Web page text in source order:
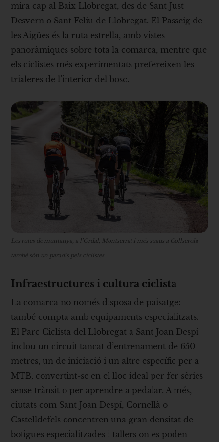
mira cap al Baix Llobregat, des de Sant Just
Desvern o Sant Feliu de Llobregat. El Passeig de
les Aigües és la ruta estrella, amb vistes
panoràmiques sobre tota la comarca, mentre que
els ciclistes més experimentats prefereixen les
trialeres de l’interior del bosc.
Les rutes de muntanya, a l’Ordal, Montserrat i més suaus a Collserola
també són un paradís pels ciclistes
Infraestructures i cultura ciclista
La comarca no només disposa de paisatge:
també compta amb equipaments especialitzats.
El Parc Ciclista del Llobregat a Sant Joan Despí
inclou un circuit tancat d’entrenament de 650
metres, un de iniciació i un altre específic per a
MTB, convertint-se en el lloc ideal per fer sèries
sense trànsit o per aprendre a pedalar. A més,
ciutats com Sant Joan Despí, Cornellà o
Castelldefels concentren una gran densitat de
botigues especialitzades i tallers on es poden